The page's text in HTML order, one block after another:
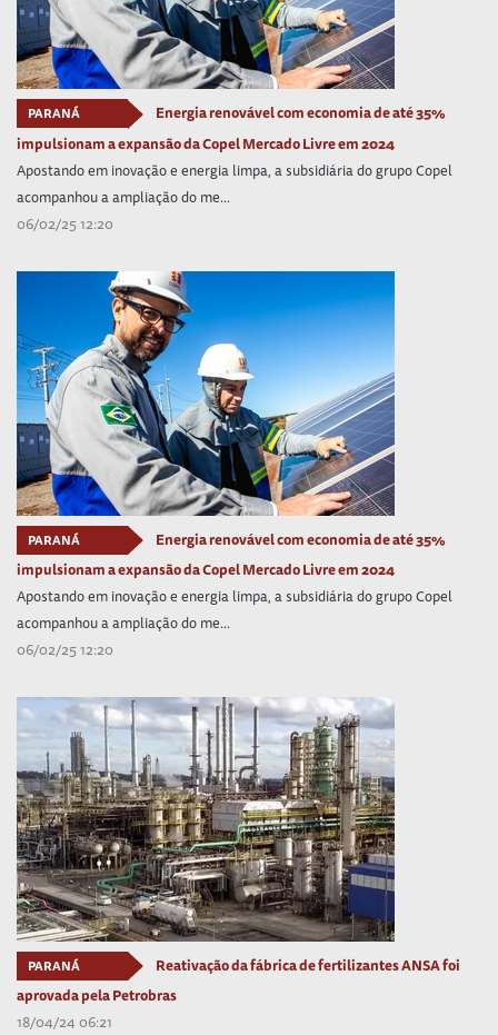
PARANÁ
Energia renovável com economia de até 35%
impulsionam a expansão da Copel Mercado Livre em 2024
Apostando em inovação e energia limpa, a subsidiária do grupo Copel
acompanhou a ampliação do me...
06/02/25 12:20
PARANÁ
Energia renovável com economia de até 35%
impulsionam a expansão da Copel Mercado Livre em 2024
Apostando em inovação e energia limpa, a subsidiária do grupo Copel
acompanhou a ampliação do me...
06/02/25 12:20
PARANÁ
Reativação da fábrica de fertilizantes ANSA foi
aprovada pela Petrobras
18/04/24 06:21